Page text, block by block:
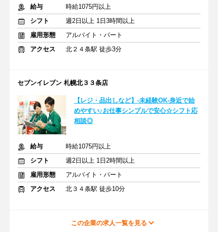
給与
時給1075円以上
シフト
週2日以上 1日3時間以上
雇用形態
アルバイト・パート
アクセス
北２４条駅 徒歩3分
セブンイレブン 札幌北３３条店
【レジ・品出しなど】-未経験OK-身近で始
めやすい♪お仕事シンプルで安心☆シフト応
相談◎
給与
時給1075円以上
シフト
週2日以上 1日2時間以上
雇用形態
アルバイト・パート
アクセス
北３４条駅 徒歩10分
この企業の求人一覧を見る